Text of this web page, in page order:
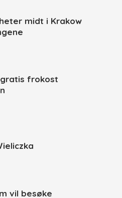
midt i Krakow
frokost
vil besøke